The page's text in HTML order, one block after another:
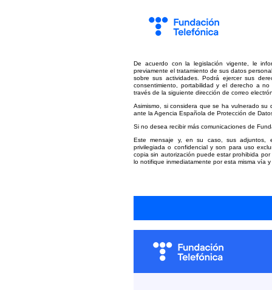
De acuerdo con la legislación vigente, le
previamente el tratamiento de sus datos
sobre sus actividades. Podrá ejercer sus
consentimiento, portabilidad y el derecho a
través de la siguiente dirección de correo
Asimismo, si considera que se ha vulnerado
ante la Agencia Española de Protección de
Si no desea recibir más comunicaciones de
Este mensaje y, en su caso, sus adjuntos,
privilegiada o confidencial y son para uso
copia sin autorización puede estar prohibida
lo notifique inmediatamente por esta misma vía